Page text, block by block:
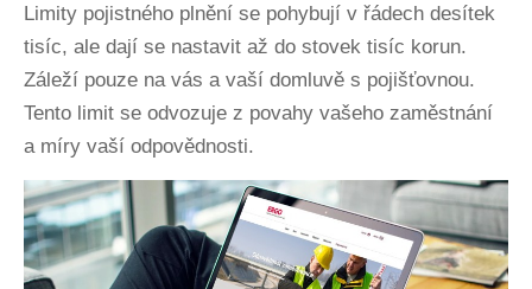
Limity pojistného plnění se pohybují v řádech desítek
tisíc, ale dají se nastavit až do stovek tisíc korun.
Záleží pouze na vás a vaší domluvě s pojišťovnou.
Tento limit se odvozuje z povahy vašeho zaměstnání
a míry vaší odpovědnosti.